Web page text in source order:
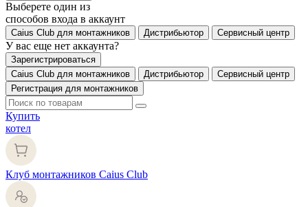
Выберете один из
способов входа в аккаунт
Caius Club для монтажников Дистрибьютор Сервисный центр
У вас еще нет аккаунта?
Зарегистрироваться
Caius Club для монтажников
Дистрибьютор
Сервисный центр
Регистрация для монтажников
Купить
котел
Клуб монтажников Caius Club